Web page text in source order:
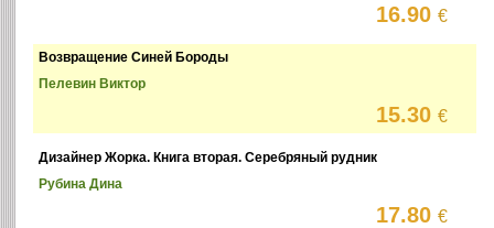
16.90€
Возвращение Синей Бороды
Пелевин Виктор
15.30€
Дизайнер Жорка. Книга вторая. Серебряный рудник
Рубина Дина
17.80€